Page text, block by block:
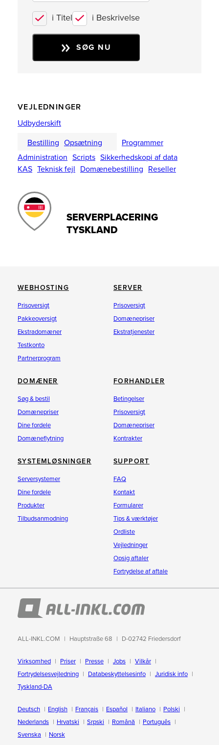
i Titel i Beskrivelse
SØG NU
VEJLEDNINGER
Udbyderskift
Bestilling Opsætning
Programmer
Administration Scripts Sikkerhedskopi af data
KAS Teknisk fejl Domænebestilling Reseller
SERVERPLACERING
TYSKLAND
WEBHOSTING
Prisoversigt
Pakkeoversigt
Ekstradomæner
Testkonto
Partnerprogram
SERVER
Prisoversigt
Domænepriser
Ekstratjenester
DOMÆNER
Søg & bestil
Domænepriser
Dine fordele
Domæneflytning
FORHANDLER
Betingelser
Prisoversigt
Domænepriser
Kontrakter
SYSTEMLØSNINGER
Serversystemer
Dine fordele
Produkter
Tilbudsanmodning
SUPPORT
FAQ
Kontakt
Formularer
Tips & værktøjer
Ordliste
Vejledninger
Opsig aftaler
Fortrydelse af aftale
ALL-INKL.COM Hauptstraße 68 D-02742 Friedersdorf
Virksomhed Priser Presse Jobs
Vilkår
Fortrydelsesvejledning
Databeskyttelsesinfo
Juridisk info
Tyskland-DA
Deutsch English Français Español Italiano
Polski
Nederlands
Hrvatski Srpski Română
Português
Svenska
Norsk